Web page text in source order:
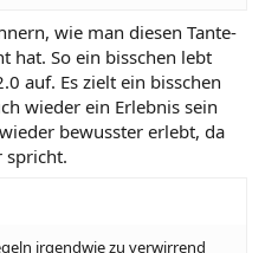
wie man diesen Tante-
hat. So ein bisschen lebt
auf. Es zielt ein bisschen
wieder ein Erlebnis sein
bewusster erlebt, da
spricht.
irgendwie zu verwirrend